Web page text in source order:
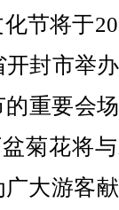
节将于
开封市举
重要会
菊花将
大游客